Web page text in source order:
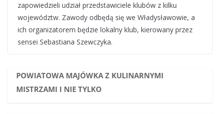
zapowiedzieli udział przedstawiciele klubów z kilku
województw. Zawody odbędą się we Władysławowie, a
ich organizatorem będzie lokalny klub, kierowany przez
sensei Sebastiana Szewczyka.
POWIATOWA MAJÓWKA Z KULINARNYMI
MISTRZAMI I NIE TYLKO